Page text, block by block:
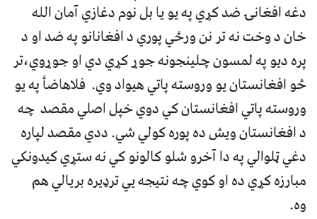
دغه افغانۍ ضد کړي په یو یا بل نوم دغازي آمان الله
خان د وخت نه تر نن ورځي پوري د افغانانو په ضد او د
پره دیو په لمسون چلینجونه جوړ کړي دي او جوړوي،تر
څو افغانستان یو وروسته پاتي هیواد وي. فلاهاضأ په یو
وروسته پاتي افغانستان کي دوي خپل اصلي مقصد چه
د افغانستان ویش ده پوره کولي شي. ددي مقصد لپاره
دغي ټلوالي په دا آخرو شلو کالونو کي نه ستړي کیدونکي
مبارزه کړي ده او کوي چه نتیجه يي ترډیره بریالي هم
وه.